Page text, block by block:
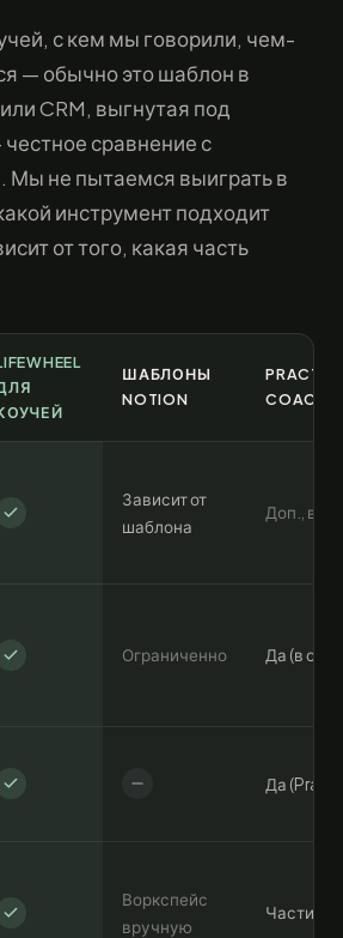
с кем мы говорили, чем-
— обычно это шаблон в
CRM, выгнутая под
сравнение с
Мы не пытаемся выиграть в
инструмент подходит
от того, какая часть
ШАБЛОНЫ
NOTION
Зависит от
шаблона
Доп.,
Ограниченно Да (в
Да
Воркспейс
вручную
Частично